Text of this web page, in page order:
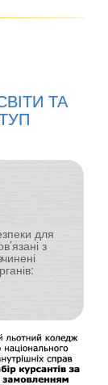
ТА
для
з